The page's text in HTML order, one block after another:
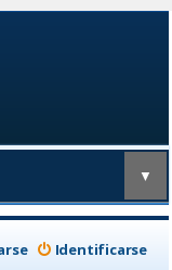
▼
Identificarse